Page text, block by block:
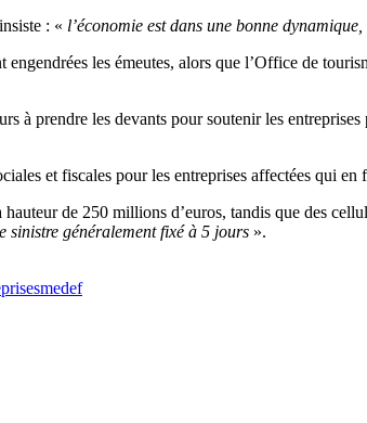
: « l’économie est dans une bonne
les émeutes, alors que l’Office de
à prendre les devants pour soutenir les
et fiscales pour les entreprises affectées qui en
de 250 millions d’euros, tandis que des
sinistre généralement fixé à 5 jours ».
medef